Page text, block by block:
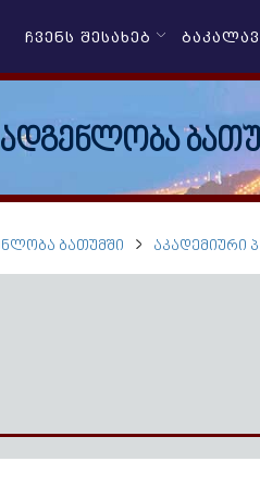
ᲩᲕᲔᲜᲡ ᲨᲔᲡᲐᲮᲔᲑ
ᲑᲐᲗᲣᲛᲨᲘ ᲐᲙᲐᲓᲔᲛᲘᲣᲠᲘ